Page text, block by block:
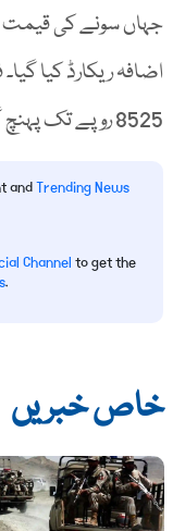
جہاں سونے کی قیمت
8525 روپے تک پہنچ گئی ہے۔
andTrending News
Channelto get the
خاص خبریں